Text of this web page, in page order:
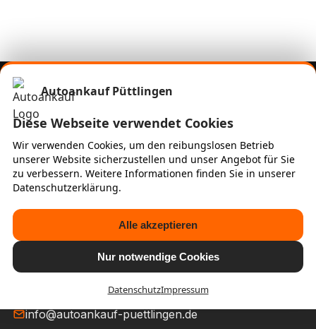
Autoankauf Püttlingen
Diese Webseite verwendet Cookies
Wir verwenden Cookies, um den reibungslosen Betrieb
unserer Website sicherzustellen und unser Angebot für Sie
zu verbessern. Weitere Informationen finden Sie in unserer
Datenschutzerklärung.
Alle akzeptieren
Nur notwendige Cookies
DatenschutzImpressum
Über uns
fairen Autoankauf in Püttlingen. Wir kaufen
Fahrzeuge aller Marken und Zustände – inklusive
kostenloser Bewertung und unkomplizierter
Kontakt
01523 777 1995
Anfrage Formular
info@autoankauf-puettlingen.de